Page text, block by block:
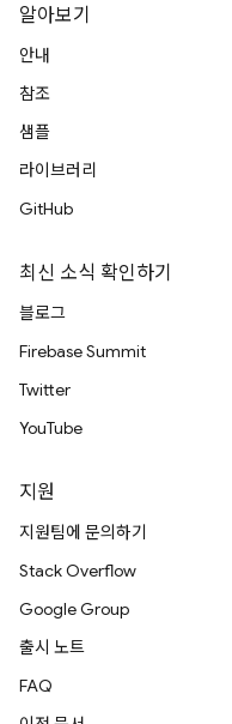
알아보기
안내
참조
샘플
라이브러리
GitHub
최신 소식 확인하기
블로그
Firebase Summit
Twitter
YouTube
지원
지원팀에 문의하기
Stack Overflow
Google Group
출시 노트
FAQ